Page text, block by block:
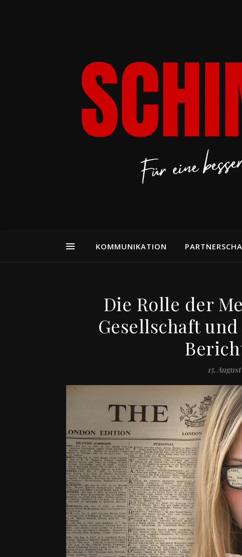
KOMMUNIKATION
Die Rolle der
Gesellschaft
15.